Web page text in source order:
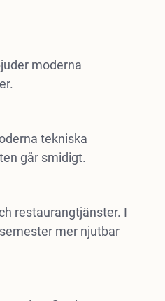
moderna
tekniska
går smidigt.
restaurangtjänster. I
mer njutbar